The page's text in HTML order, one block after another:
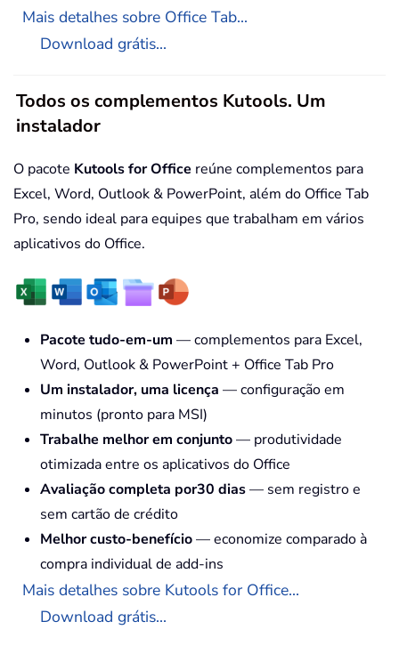
Mais detalhes sobre Office Tab...
Download grátis...
Todos os complementos Kutools. Um
instalador
O pacote Kutools for Office reúne complementos para
Excel, Word, Outlook & PowerPoint, além do Office Tab
Pro, sendo ideal para equipes que trabalham em vários
aplicativos do Office.
Pacote tudo-em-um — complementos para Excel,
Word, Outlook & PowerPoint + Office Tab Pro
Um instalador, uma licença — configuração em
minutos (pronto para MSI)
Trabalhe melhor em conjunto— produtividade
otimizada entre os aplicativos do Office
Avaliação completa por30 dias— sem registro e
sem cartão de crédito
Melhor custo-benefício— economize comparado à
compra individual de add-ins
Mais detalhes sobre Kutools for Office...
Download grátis...